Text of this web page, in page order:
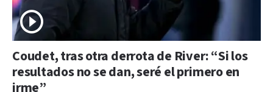
Coudet, tras otra derrota de River: “Si los
resultados no se dan, seré el primero en
irme”